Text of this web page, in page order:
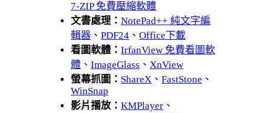
7-ZIP 免費壓縮軟體
文書處理： NotePad++ 純文字編
輯器 、 PDF24 、 Office下載
看圖軟體： IrfanView 免費看圖軟
體 、 ImageGlass 、 XnView
螢幕抓圖： ShareX 、 FastStone 、
WinSnap
影片播放： KMPlayer 、